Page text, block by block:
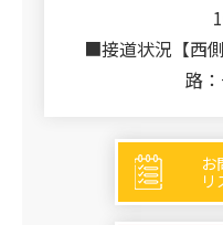
■接道状況【西
路：
お
リ